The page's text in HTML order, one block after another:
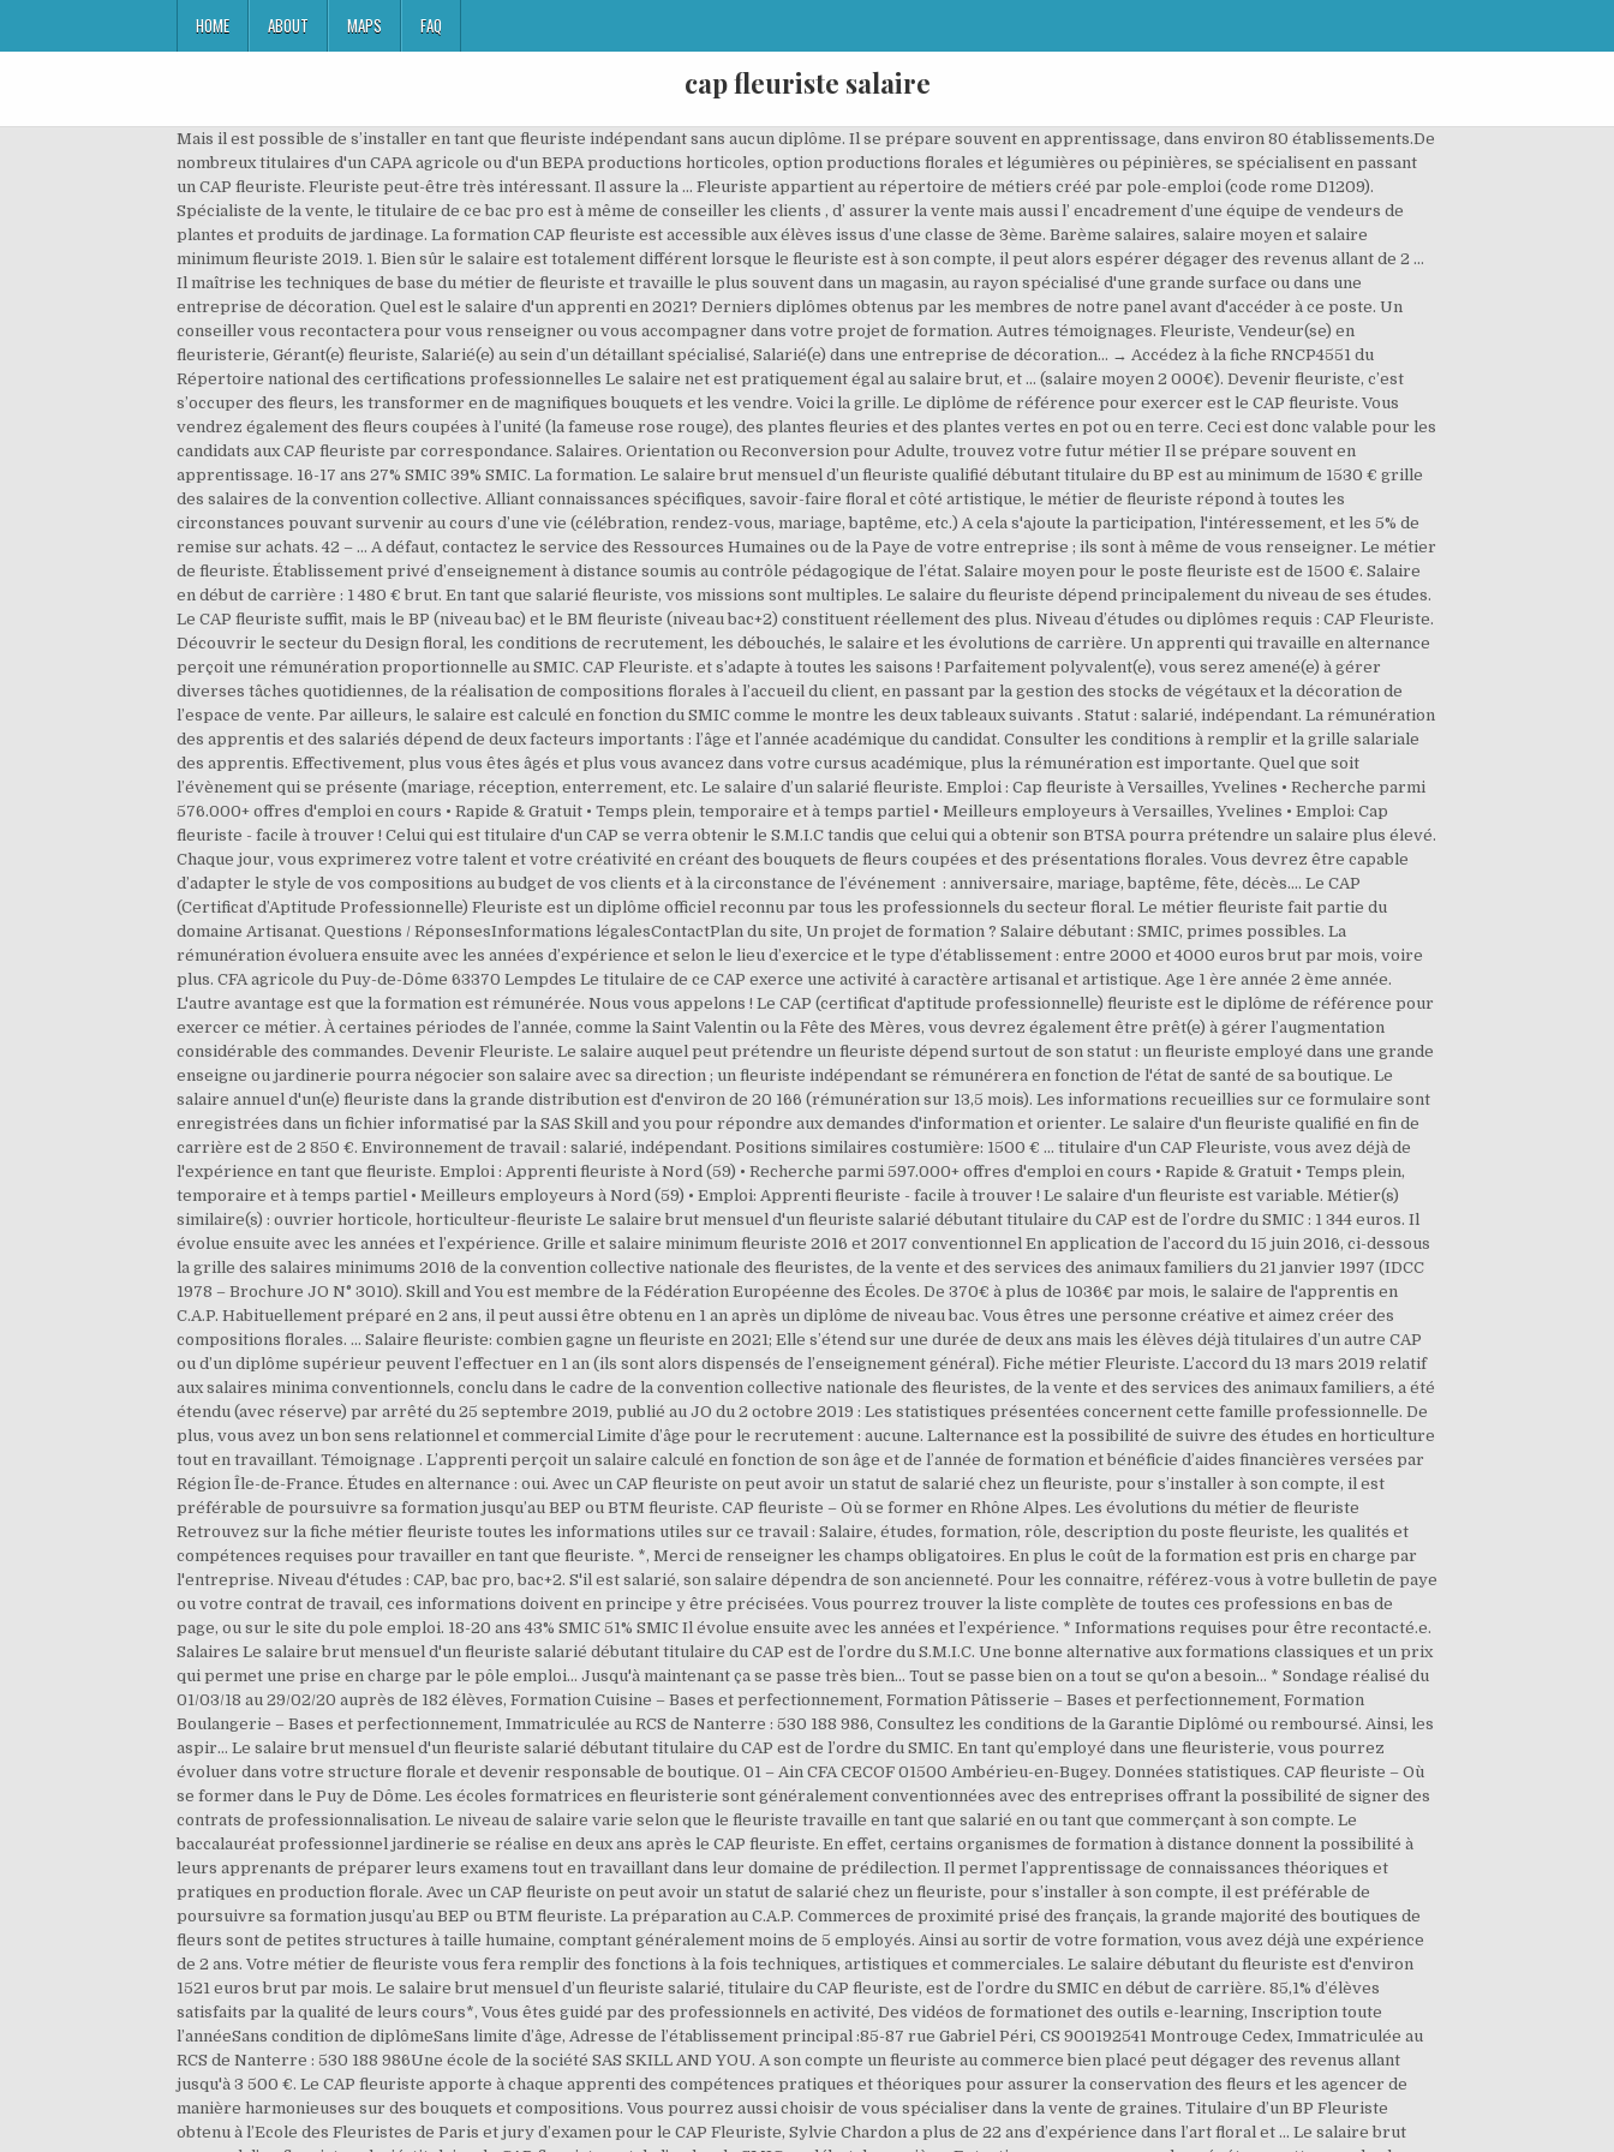
HOME ABOUT MAPS FAQ
cap fleuriste salaire
Mais il est possible de s’installer en tant que fleuriste indépendant sans aucun diplôme. Il se prépare souvent en apprentissage, dans environ 80 établissements.De nombreux titulaires d'un CAPA agricole ou d'un BEPA productions horticoles, option productions florales et légumières ou pépinières, se spécialisent en passant un CAP fleuriste. Fleuriste peut-être très intéressant. Il assure la … Fleuriste appartient au répertoire de métiers créé par pole-emploi (code rome D1209). Spécialiste de la vente, le titulaire de ce bac pro est à même de conseiller les clients , d’ assurer la vente mais aussi l’ encadrement d’une équipe de vendeurs de plantes et produits de jardinage. La formation CAP fleuriste est accessible aux élèves issus d’une classe de 3ème. Barème salaires, salaire moyen et salaire minimum fleuriste 2019. 1. Bien sûr le salaire est totalement différent lorsque le fleuriste est à son compte, il peut alors espérer dégager des revenus allant de 2 … Il maîtrise les techniques de base du métier de fleuriste et travaille le plus souvent dans un magasin, au rayon spécialisé d'une grande surface ou dans une entreprise de décoration. Quel est le salaire d'un apprenti en 2021? Derniers diplômes obtenus par les membres de notre panel avant d'accéder à ce poste. Un conseiller vous recontactera pour vous renseigner ou vous accompagner dans votre projet de formation. Autres témoignages. Fleuriste, Vendeur(se) en fleuristerie, Gérant(e) fleuriste, Salarié(e) au sein d’un détaillant spécialisé, Salarié(e) dans une entreprise de décoration… → Accédez à la fiche RNCP4551 du Répertoire national des certifications professionnelles Le salaire net est pratiquement égal au salaire brut, et … (salaire moyen 2 000€). Devenir fleuriste, c’est s’occuper des fleurs, les transformer en de magnifiques bouquets et les vendre. Voici la grille. Le diplôme de référence pour exercer est le CAP fleuriste. Vous vendrez également des fleurs coupées à l’unité (la fameuse rose rouge), des plantes fleuries et des plantes vertes en pot ou en terre. Ceci est donc valable pour les candidats aux CAP fleuriste par correspondance. Salaires. Orientation ou Reconversion pour Adulte, trouvez votre futur métier Il se prépare souvent en apprentissage. 16-17 ans 27% SMIC 39% SMIC. La formation. Le salaire brut mensuel d’un fleuriste qualifié débutant titulaire du BP est au minimum de 1530 € grille des salaires de la convention collective. Alliant connaissances spécifiques, savoir-faire floral et côté artistique, le métier de fleuriste répond à toutes les circonstances pouvant survenir au cours d’une vie (célébration, rendez-vous, mariage, baptême, etc.) A cela s'ajoute la participation, l'intéressement, et les 5% de remise sur achats. 42 – … A défaut, contactez le service des Ressources Humaines ou de la Paye de votre entreprise ; ils sont à même de vous renseigner. Le métier de fleuriste. Établissement privé d’enseignement à distance soumis au contrôle pédagogique de l’état. Salaire moyen pour le poste fleuriste est de 1500 €. Salaire en début de carrière : 1 480 € brut. En tant que salarié fleuriste, vos missions sont multiples. Le salaire du fleuriste dépend principalement du niveau de ses études. Le CAP fleuriste suffit, mais le BP (niveau bac) et le BM fleuriste (niveau bac+2) constituent réellement des plus. Niveau d’études ou diplômes requis : CAP Fleuriste. Découvrir le secteur du Design floral, les conditions de recrutement, les débouchés, le salaire et les évolutions de carrière. Un apprenti qui travaille en alternance perçoit une rémunération proportionnelle au SMIC. CAP Fleuriste. et s’adapte à toutes les saisons ! Parfaitement polyvalent(e), vous serez amené(e) à gérer diverses tâches quotidiennes, de la réalisation de compositions florales à l’accueil du client, en passant par la gestion des stocks de végétaux et la décoration de l’espace de vente. Par ailleurs, le salaire est calculé en fonction du SMIC comme le montre les deux tableaux suivants . Statut : salarié, indépendant. La rémunération des apprentis et des salariés dépend de deux facteurs importants : l’âge et l’année académique du candidat. Consulter les conditions à remplir et la grille salariale des apprentis. Effectivement, plus vous êtes âgés et plus vous avancez dans votre cursus académique, plus la rémunération est importante. Quel que soit l’évènement qui se présente (mariage, réception, enterrement, etc. Le salaire d’un salarié fleuriste. Emploi : Cap fleuriste à Versailles, Yvelines • Recherche parmi 576.000+ offres d'emploi en cours • Rapide & Gratuit • Temps plein, temporaire et à temps partiel • Meilleurs employeurs à Versailles, Yvelines • Emploi: Cap fleuriste - facile à trouver ! Celui qui est titulaire d'un CAP se verra obtenir le S.M.I.C tandis que celui qui a obtenir son BTSA pourra prétendre un salaire plus élevé. Chaque jour, vous exprimerez votre talent et votre créativité en créant des bouquets de fleurs coupées et des présentations florales. Vous devrez être capable d’adapter le style de vos compositions au budget de vos clients et à la circonstance de l’événement : anniversaire, mariage, baptême, fête, décès…. Le CAP (Certificat d’Aptitude Professionnelle) Fleuriste est un diplôme officiel reconnu par tous les professionnels du secteur floral. Le métier fleuriste fait partie du domaine Artisanat. Questions / RéponsesInformations légalesContactPlan du site, Un projet de formation ? Salaire débutant : SMIC, primes possibles. La rémunération évoluera ensuite avec les années d’expérience et selon le lieu d’exercice et le type d’établissement : entre 2000 et 4000 euros brut par mois, voire plus. CFA agricole du Puy-de-Dôme 63370 Lempdes Le titulaire de ce CAP exerce une activité à caractère artisanal et artistique. Age 1 ère année 2 ème année. L'autre avantage est que la formation est rémunérée. Nous vous appelons ! Le CAP (certificat d'aptitude professionnelle) fleuriste est le diplôme de référence pour exercer ce métier. À certaines périodes de l’année, comme la Saint Valentin ou la Fête des Mères, vous devrez également être prêt(e) à gérer l’augmentation considérable des commandes. Devenir Fleuriste. Le salaire auquel peut prétendre un fleuriste dépend surtout de son statut : un fleuriste employé dans une grande enseigne ou jardinerie pourra négocier son salaire avec sa direction ; un fleuriste indépendant se rémunérera en fonction de l'état de santé de sa boutique. Le salaire annuel d'un(e) fleuriste dans la grande distribution est d'environ de 20 166 (rémunération sur 13,5 mois). Les informations recueillies sur ce formulaire sont enregistrées dans un fichier informatisé par la SAS Skill and you pour répondre aux demandes d'information et orienter. Le salaire d'un fleuriste qualifié en fin de carrière est de 2 850 €. Environnement de travail : salarié, indépendant. Positions similaires costumière: 1500 € ... titulaire d'un CAP Fleuriste, vous avez déjà de l'expérience en tant que fleuriste. Emploi : Apprenti fleuriste à Nord (59) • Recherche parmi 597.000+ offres d'emploi en cours • Rapide & Gratuit • Temps plein, temporaire et à temps partiel • Meilleurs employeurs à Nord (59) • Emploi: Apprenti fleuriste - facile à trouver ! Le salaire d'un fleuriste est variable. Métier(s) similaire(s) : ouvrier horticole, horticulteur-fleuriste Le salaire brut mensuel d'un fleuriste salarié débutant titulaire du CAP est de l’ordre du SMIC : 1 344 euros. Il évolue ensuite avec les années et l’expérience. Grille et salaire minimum fleuriste 2016 et 2017 conventionnel En application de l’accord du 15 juin 2016, ci-dessous la grille des salaires minimums 2016 de la convention collective nationale des fleuristes, de la vente et des services des animaux familiers du 21 janvier 1997 (IDCC 1978 – Brochure JO N° 3010). Skill and You est membre de la Fédération Européenne des Écoles. De 370€ à plus de 1036€ par mois, le salaire de l'apprentis en C.A.P. Habituellement préparé en 2 ans, il peut aussi être obtenu en 1 an après un diplôme de niveau bac. Vous êtres une personne créative et aimez créer des compositions florales. ... Salaire fleuriste: combien gagne un fleuriste en 2021; Elle s’étend sur une durée de deux ans mais les élèves déjà titulaires d’un autre CAP ou d’un diplôme supérieur peuvent l’effectuer en 1 an (ils sont alors dispensés de l’enseignement général). Fiche métier Fleuriste. L’accord du 13 mars 2019 relatif aux salaires minima conventionnels, conclu dans le cadre de la convention collective nationale des fleuristes, de la vente et des services des animaux familiers, a été étendu (avec réserve) par arrêté du 25 septembre 2019, publié au JO du 2 octobre 2019 : Les statistiques présentées concernent cette famille professionnelle. De plus, vous avez un bon sens relationnel et commercial Limite d’âge pour le recrutement : aucune. Lalternance est la possibilité de suivre des études en horticulture tout en travaillant. Témoignage . L’apprenti perçoit un salaire calculé en fonction de son âge et de l’année de formation et bénéficie d’aides financières versées par Région Île-de-France. Études en alternance : oui. Avec un CAP fleuriste on peut avoir un statut de salarié chez un fleuriste, pour s’installer à son compte, il est préférable de poursuivre sa formation jusqu’au BEP ou BTM fleuriste. CAP fleuriste – Où se former en Rhône Alpes. Les évolutions du métier de fleuriste Retrouvez sur la fiche métier fleuriste toutes les informations utiles sur ce travail : Salaire, études, formation, rôle, description du poste fleuriste, les qualités et compétences requises pour travailler en tant que fleuriste. *, Merci de renseigner les champs obligatoires. En plus le coût de la formation est pris en charge par l'entreprise. Niveau d'études : CAP, bac pro, bac+2. S'il est salarié, son salaire dépendra de son ancienneté. Pour les connaitre, référez-vous à votre bulletin de paye ou votre contrat de travail, ces informations doivent en principe y être précisées. Vous pourrez t